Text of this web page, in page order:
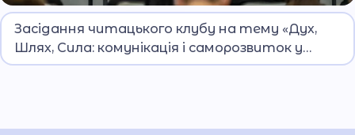
До заходу долучилися вихованці Дніпровського
ліцею ім. О. Гостіщева
Засідання читацького клубу на тему «Дух,
Шлях, Сила: комунікація і саморозвиток у
складні часи»